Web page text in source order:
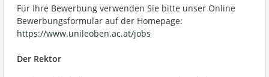
Für Ihre Bewerbung verwenden Sie bitte unser Online
Bewerbungsformular auf der Homepage:
https://www.unileoben.ac.at/jobs
Der Rektor